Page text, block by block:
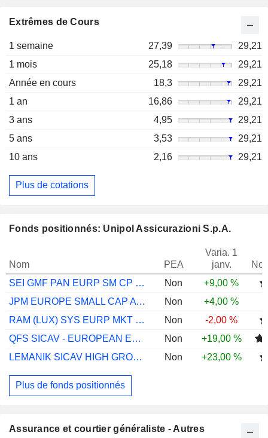
Extrêmes de Cours
1 semaine 27,39
29,21
1 mois
25,18
29,21
Année en cours
18,3
29,21
1 an
16,86
29,21
3 ans
4,95
29,21
5 ans
3,53
29,21
10 ans
2,16 29,21
Plus de cotations
Fonds positionnés: Unipol Assicurazioni S.p.A.
Nom PEA
Varia. 1
janv.
SEI GMF PAN EURP SM CP EUR INSTL A ACC
Non
+9,00 %
JPM EUROPE SMALL CAP A DIST EUR
Non
+4,00 %
RAM (LUX) SYS EURP MKT NETRL EQ PI EUR
Non
-2,00 %
QFS SICAV - EUROPEAN EQS EUR I DIS
Non
+19,00 %
LEMANIK SICAV HIGH GROWTH CAP RETAIL EUR
Non +23,00 %
Plus de fonds positionnés
Assurance et courtier généraliste - Autres